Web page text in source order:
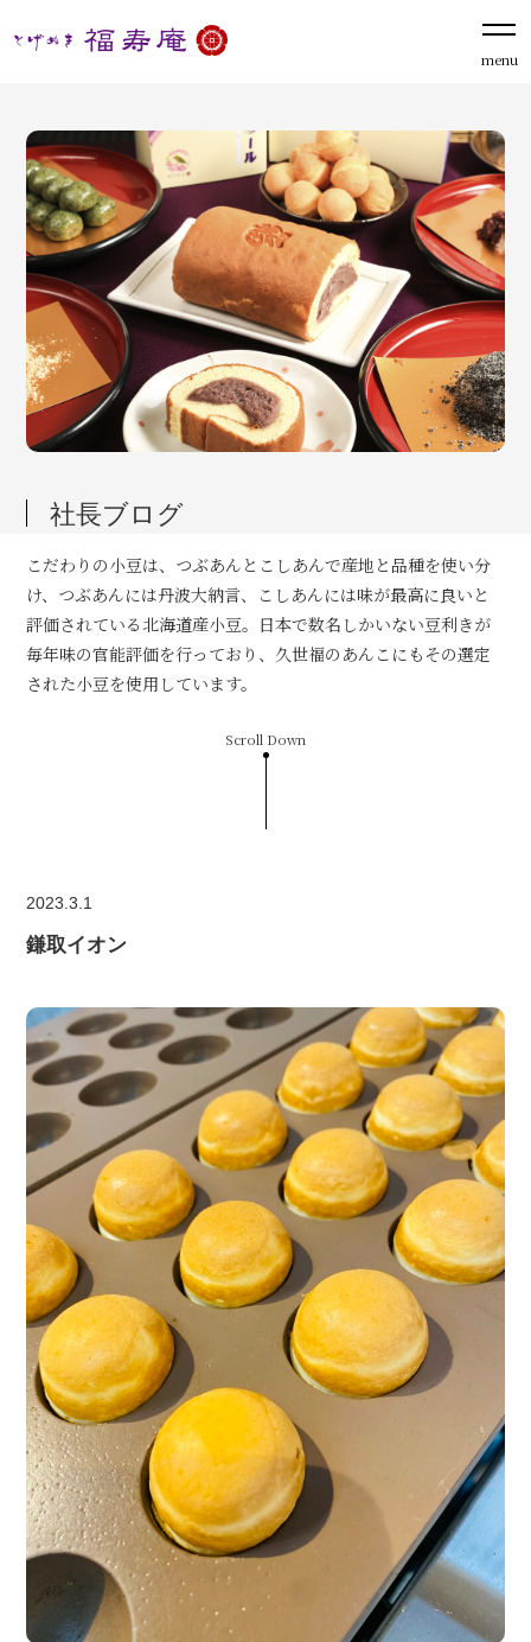
menu
社長ブログ
こだわりの小豆は、つぶあんとこしあんで産地と品種を使い分
け、つぶあんには丹波大納言、こしあんには味が最高に良いと
評価されている北海道産小豆。日本で数名しかいない豆利きが
毎年味の官能評価を行っており、久世福のあんこにもその選定
された小豆を使用しています。
Scroll Down
2023.3.1
鎌取イオン